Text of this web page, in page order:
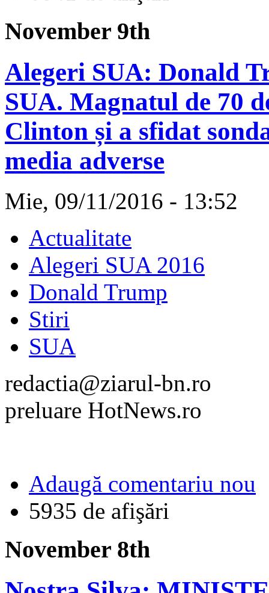
November 9th
Alegeri SUA: Donald
SUA. Magnatul de 70
Clinton și a sfidat
media adverse
Mie, 09/11/2016 - 13:52
Actualitate
Alegeri SUA 2016
Donald Trump
Stiri
SUA
redactia@ziarul-bn.ro
preluare HotNews.ro
Adaugă comentariu nou
5935 de afişări
November 8th